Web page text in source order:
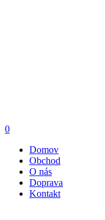
0
Domov
Obchod
O nás
Doprava
Kontakt